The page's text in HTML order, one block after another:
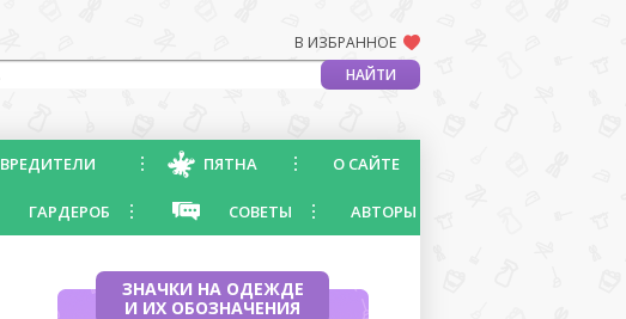
В ИЗБРАННОЕ
ВРЕДИТЕЛИ ПЯТНА О САЙТЕ
ГАРДЕРОБ СОВЕТЫ АВТОРЫ
ЗНАЧКИ НА ОДЕЖДЕ
И ИХ ОБОЗНАЧЕНИЯ